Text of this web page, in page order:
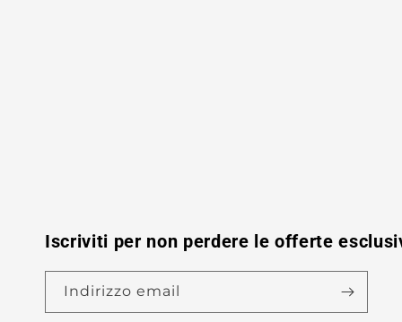
Iscriviti per non perdere le offerte
Indirizzo email